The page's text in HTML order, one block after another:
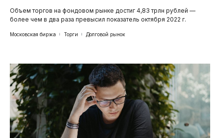
Объем торгов на фондовом рынке достиг 4,83 трлн рублей —
более чем в два раза превысил показатель октября 2022 г.
Московская биржа Торги Долговой рынок